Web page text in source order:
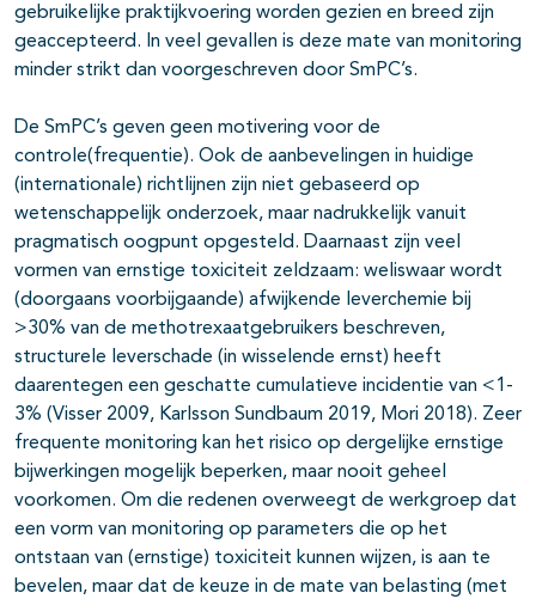
gebruikelijke praktijkvoering worden gezien en breed zijn
geaccepteerd. In veel gevallen is deze mate van monitoring
minder strikt dan voorgeschreven door SmPC’s.
De SmPC’s geven geen motivering voor de
controle(frequentie). Ook de aanbevelingen in huidige
(internationale) richtlijnen zijn niet gebaseerd op
wetenschappelijk onderzoek, maar nadrukkelijk vanuit
pragmatisch oogpunt opgesteld. Daarnaast zijn veel
vormen van ernstige toxiciteit zeldzaam: weliswaar wordt
(doorgaans voorbijgaande) afwijkende leverchemie bij
>30% van de methotrexaatgebruikers beschreven,
structurele leverschade (in wisselende ernst) heeft
daarentegen een geschatte cumulatieve incidentie van <1-
3% (Visser 2009, Karlsson Sundbaum 2019, Mori 2018). Zeer
frequente monitoring kan het risico op dergelijke ernstige
bijwerkingen mogelijk beperken, maar nooit geheel
voorkomen. Om die redenen overweegt de werkgroep dat
een vorm van monitoring op parameters die op het
ontstaan van (ernstige) toxiciteit kunnen wijzen, is aan te
bevelen, maar dat de keuze in de mate van belasting (met